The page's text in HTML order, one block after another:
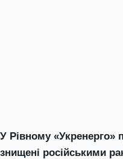
У Рівному «Укренерго»
знищені російськими